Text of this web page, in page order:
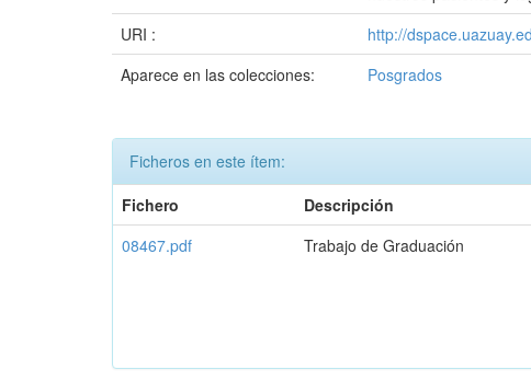
URI :
http://
Aparece en las colecciones:
Posgrados
Ficheros en este ítem:
Fichero
Descripción
08467.pdf
Trabajo de Graduación